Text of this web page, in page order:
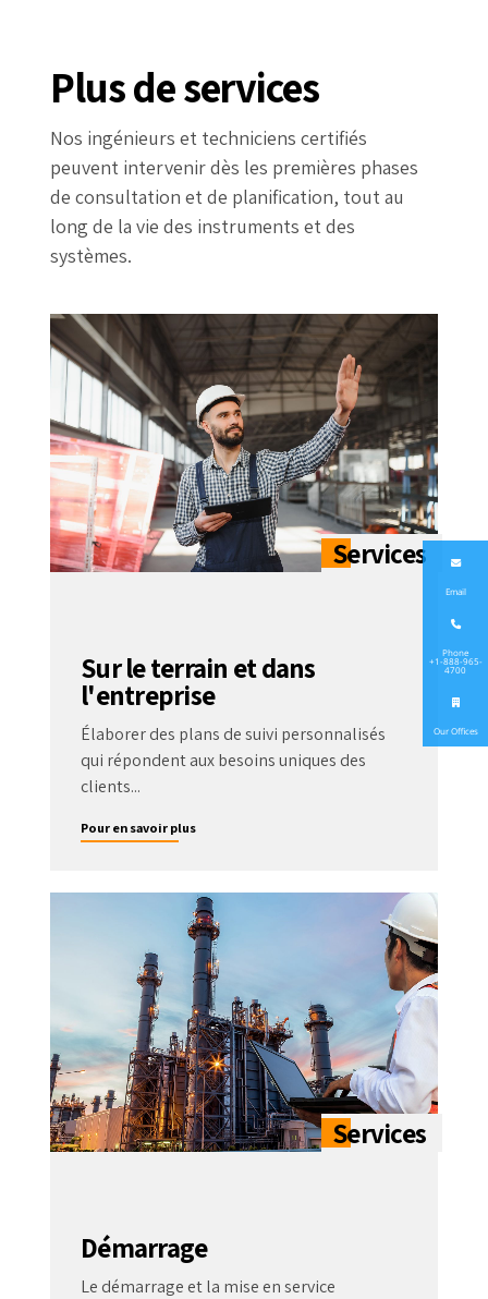
Plus de services
Nos ingénieurs et techniciens certifiés
peuvent intervenir dès les premières phases
de consultation et de planification, tout au
long de la vie des instruments et des
systèmes.
Sur le terrain et dans
l'entreprise
Élaborer des plans de suivi personnalisés
qui répondent aux besoins uniques des
clients...
Pour en savoir plus
Démarrage
Le démarrage et la mise en service
Email
Phone
+1-888-965-
4700
Our Offices